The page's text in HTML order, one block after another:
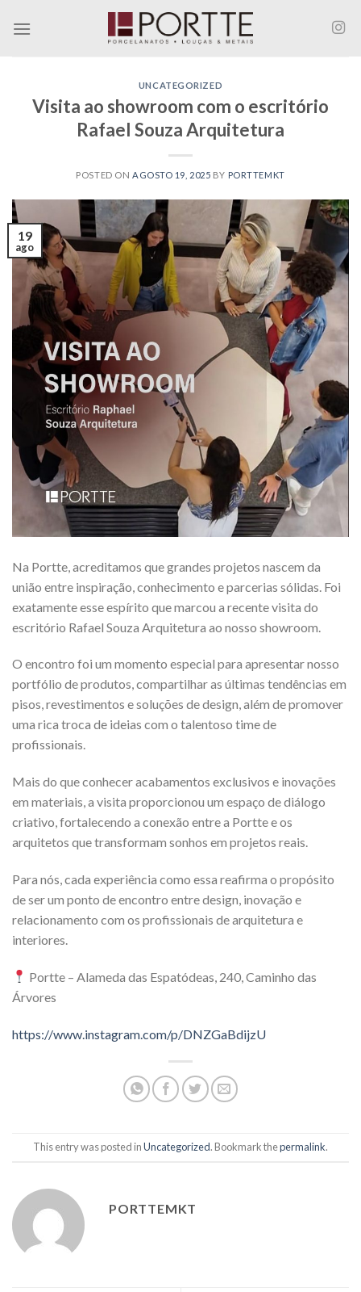
UNCATEGORIZED
Visita ao showroom com o escritório
Rafael Souza Arquitetura
POSTED ON AGOSTO 19, 2025 BY PORTTEMKT
19
ago
Na Portte, acreditamos que grandes projetos nascem da
união entre inspiração, conhecimento e parcerias sólidas. Foi
exatamente esse espírito que marcou a recente visita do
escritório Rafael Souza Arquitetura ao nosso showroom.
O encontro foi um momento especial para apresentar nosso
portfólio de produtos, compartilhar as últimas tendências em
pisos, revestimentos e soluções de design, além de promover
uma rica troca de ideias com o talentoso time de
profissionais.
Mais do que conhecer acabamentos exclusivos e inovações
em materiais, a visita proporcionou um espaço de diálogo
criativo, fortalecendo a conexão entre a Portte e os
arquitetos que transformam sonhos em projetos reais.
Para nós, cada experiência como essa reafirma o propósito
de ser um ponto de encontro entre design, inovação e
relacionamento com os profissionais de arquitetura e
interiores.
Portte – Alameda das Espatódeas, 240, Caminho das
Árvores
https://www.instagram.com/p/DNZGaBdijzU
This entry was posted inUncategorized. Bookmark thepermalink.
PORTTEMKT